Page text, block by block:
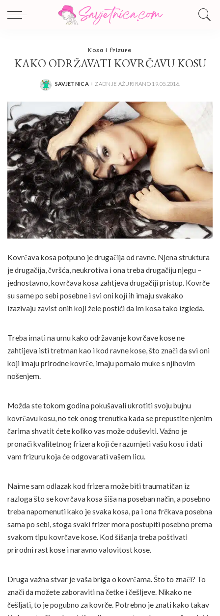
Kosa i frizure
KAKO ODRŽAVATI KOVRČAVU KOSU
POSTED
SAVJETNICA ZADNJE AŽURIRANO 19.05.2016.
Kovrčava kosa potpuno je drugačija od ravne. Njena struktura
je drugačija, čvršća, neukrotiva i ona treba drugačiju njegu –
jednostavno, kovrčava kosa zahtjeva drugačiji pristup. Kovrče
su same po sebi posebne i svi oni koji ih imaju svakako
izazivaju zavist onih koji žele postići da im kosa tako izgleda.
Treba imati na umu kako održavanje kovrčave kose ne
zahtijeva isti tretman kao i kod ravne kose, što znači da svi oni
koji imaju prirodne kovrče, imaju pomalo muke s njihovim
nošenjem.
Možda ste tokom godina pokušavali ukrotiti svoju bujnu
kovrčavu kosu, no tek onog trenutka kada se prepustite njenim
čarima shvatit ćete koliko vas može oduševiti. Važno je
pronaći kvalitetnog frizera koji će razumjeti vašu kosu i dati
vam frizuru koja će odgovarati vašem licu.
Naime sam odlazak kod frizera može biti traumatičan iz
razloga što se kovrčava kosa šiša na poseban način, a posebno
treba napomenuti kako je svaka kosa, pa i ona frčkava posebna
sama po sebi, stoga svaki frizer mora postupiti posebno prema
svakom tipu kovrčave kose. Kod šišanja treba poštivati
prirodni rast kose i naravno valovitost kose.
Druga važna stvar je vaša briga o kovrčama. Što to znači? To
znači da možete zaboraviti na četke i češljeve. Nikako ne
češljati, to je pogubno za kovrče. Potrebno je znati kako takav